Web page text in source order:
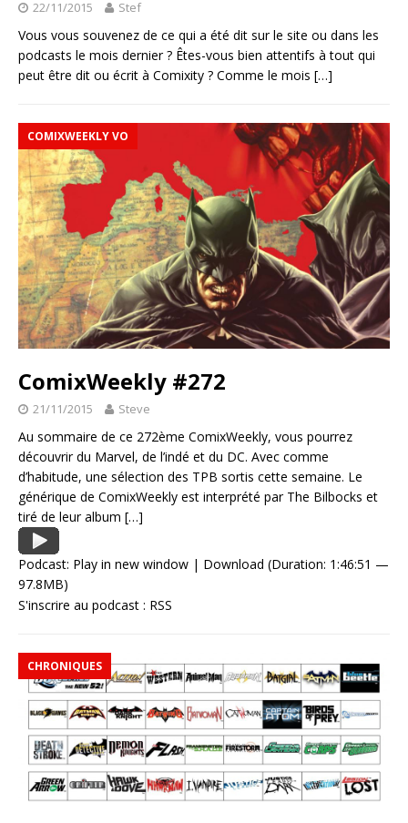
22/11/2015 Stef
Vous vous souvenez de ce qui a été dit sur le site ou dans les
podcasts le mois dernier ? Êtes-vous bien attentifs à tout qui
peut être dit ou écrit à Comixity ? Comme le mois […]
COMIXWEEKLY VO
ComixWeekly #272
21/11/2015 Steve
Au sommaire de ce 272ème ComixWeekly, vous pourrez
découvrir du Marvel, de l’indé et du DC. Avec comme
d’habitude, une sélection des TPB sortis cette semaine. Le
générique de ComixWeekly est interprété par The Bilbocks et
tiré de leur album […]
Podcast: Play in new window | Download (Duration: 1:46:51 —
97.8MB)
S'inscrire au podcast : RSS
CHRONIQUES